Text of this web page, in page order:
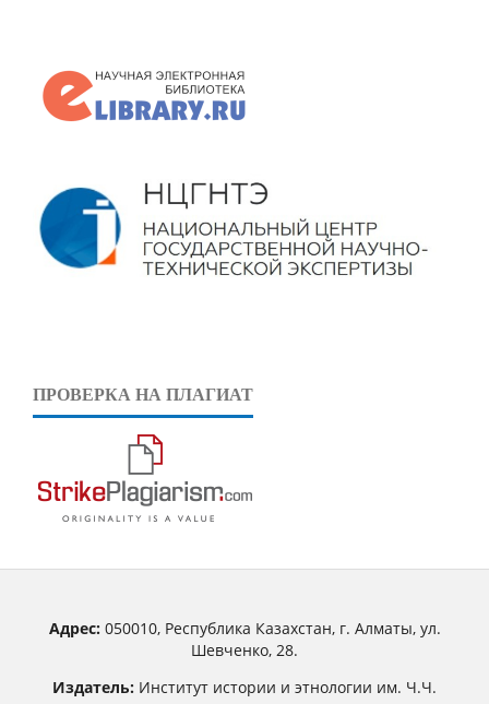
ПРОВЕРКА НА ПЛАГИАТ
Адрес:050010, Республика Казахстан, г. Алматы, ул.
Шевченко, 28.
Издатель: Институт истории и этнологии им. Ч.Ч.